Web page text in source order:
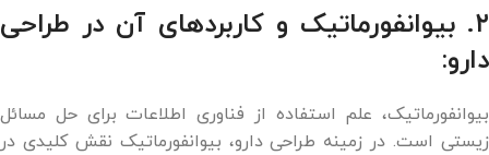
۲. بیوانفورماتیک و کاربردهای آن در طراحی
دارو:
بیوانفورماتیک، علم استفاده از فناوری اطلاعات برای حل مسائل
زیستی است. در زمینه طراحی دارو، بیوانفورماتیک نقش کلیدی در